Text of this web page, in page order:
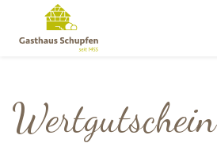
Wertgutschein